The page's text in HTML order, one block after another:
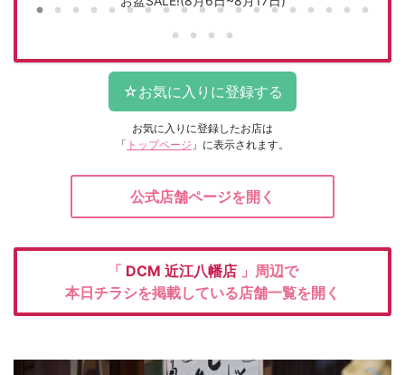
お気に入りに登録したお店は
「 トップページ 」に表示されます。
公式店舗ページを開く
「 DCM 近江八幡店 」周辺で
本日チラシを掲載している店舗一覧を開く